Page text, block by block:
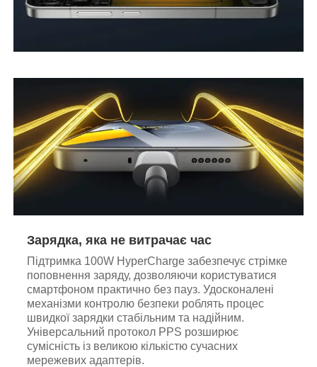
Зарядка, яка не витрачає час
Підтримка 100W HyperCharge забезпечує стрімке
поповнення заряду, дозволяючи користуватися
смартфоном практично без пауз. Удосконалені
механізми контролю безпеки роблять процес
швидкої зарядки стабільним та надійним.
Універсальний протокол PPS розширює
сумісність із великою кількістю сучасних
мережевих адаптерів.